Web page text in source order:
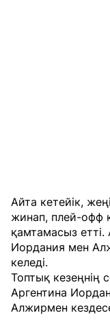
Айта кетейік,
жинап, плей-офф
қамтамасыз
Иордания мен
келеді.
Топтық кезеңнің
Аргентина
Алжирмен